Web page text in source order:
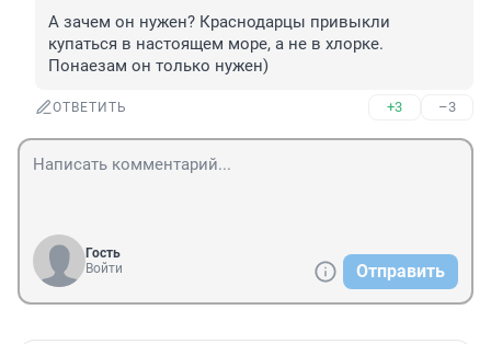
А зачем он нужен? Краснодарцы привыкли
купаться в настоящем море, а не в хлорке.
Понаезам он только нужен)
ОТВЕТИТЬ +3 –3
Гость
Войти
Отправить